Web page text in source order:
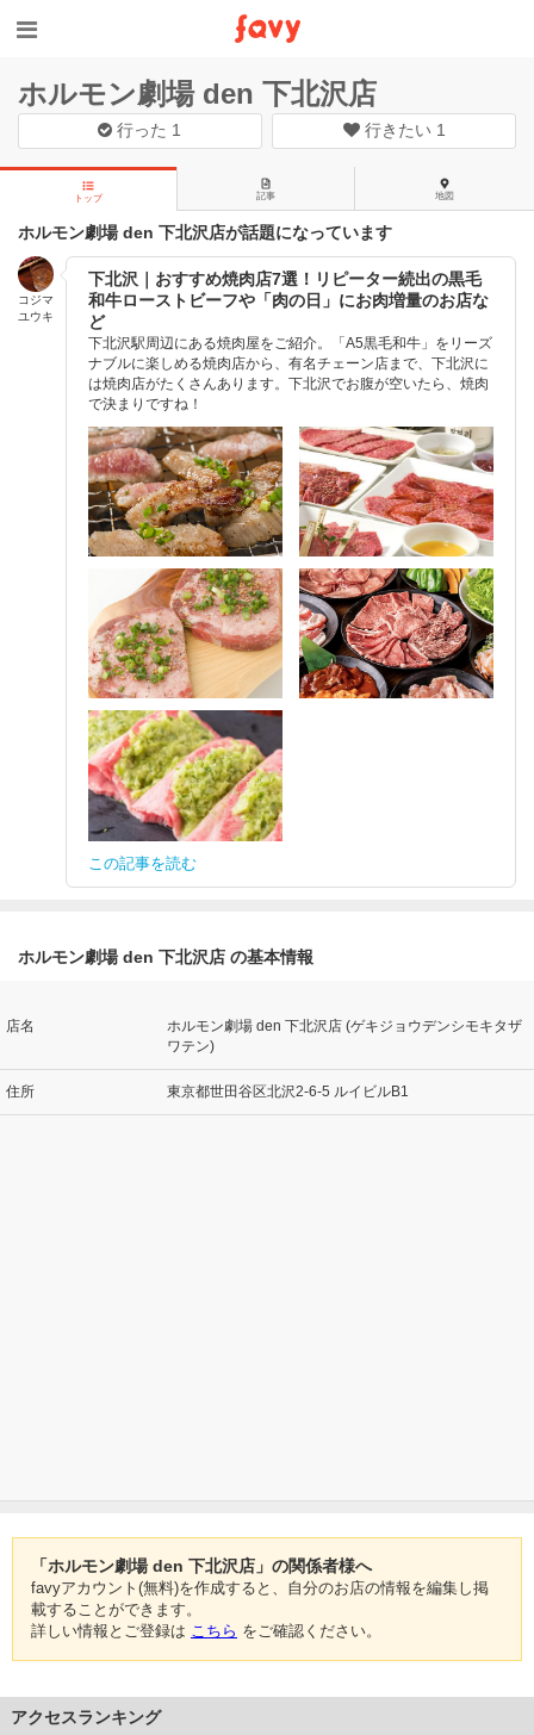
ホルモン劇場 den 下北沢店
行った 1 行きたい 1
トップ 記事 地図
ホルモン劇場 den 下北沢店が話題になっています
コジマ
ユウキ
下北沢｜おすすめ焼肉店7選！リピーター続出の黒毛
和牛ローストビーフや「肉の日」にお肉増量のお店な
ど
下北沢駅周辺にある焼肉屋をご紹介。「A5黒毛和牛」をリーズ
ナブルに楽しめる焼肉店から、有名チェーン店まで、下北沢に
は焼肉店がたくさんあります。下北沢でお腹が空いたら、焼肉
で決まりですね！
この記事を読む
ホルモン劇場 den 下北沢店 の基本情報
店名
ホルモン劇場 den 下北沢店 (ゲキジョウデンシモキタザ
ワテン)
住所 東京都世田谷区北沢2-6-5 ルイビルB1
「ホルモン劇場 den 下北沢店」の関係者様へ
favyアカウント(無料)を作成すると、自分のお店の情報を編集し掲
載することができます。
詳しい情報とご登録は こちら をご確認ください。
アクセスランキング